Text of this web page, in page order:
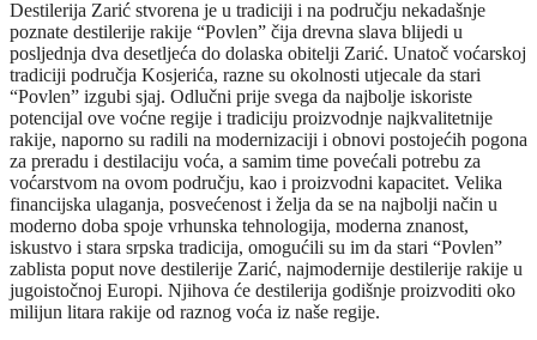
Destilerija Zarić stvorena je u tradiciji i na području nekadašnje
poznate destilerije rakije “Povlen” čija drevna slava blijedi u
posljednja dva desetljeća do dolaska obitelji Zarić. Unatoč voćarskoj
tradiciji područja Kosjerića, razne su okolnosti utjecale da stari
“Povlen” izgubi sjaj. Odlučni prije svega da najbolje iskoriste
potencijal ove voćne regije i tradiciju proizvodnje najkvalitetnije
rakije, naporno su radili na modernizaciji i obnovi postojećih pogona
za preradu i destilaciju voća, a samim time povećali potrebu za
voćarstvom na ovom području, kao i proizvodni kapacitet. Velika
financijska ulaganja, posvećenost i želja da se na najbolji način u
moderno doba spoje vrhunska tehnologija, moderna znanost,
iskustvo i stara srpska tradicija, omogućili su im da stari “Povlen”
zablista poput nove destilerije Zarić, najmodernije destilerije rakije u
jugoistočnoj Europi. Njihova će destilerija godišnje proizvoditi oko
milijun litara rakije od raznog voća iz naše regije.